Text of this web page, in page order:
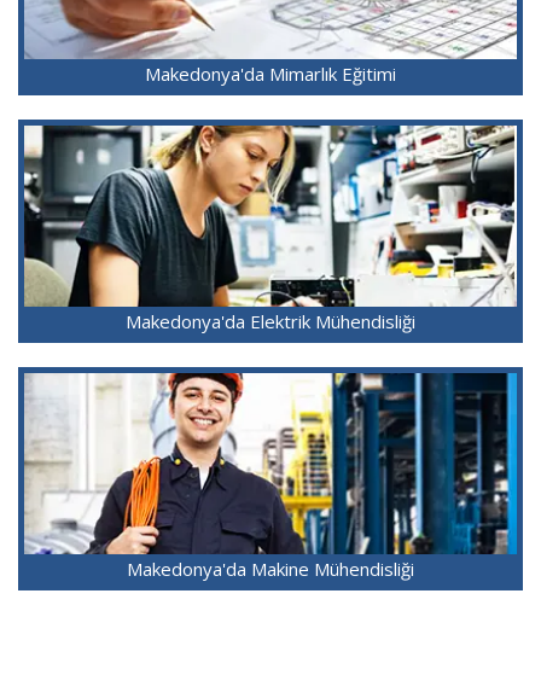
Makedonya'da Mimarlık Eğitimi
Makedonya'da Elektrik Mühendisliği
Makedonya'da Makine Mühendisliği